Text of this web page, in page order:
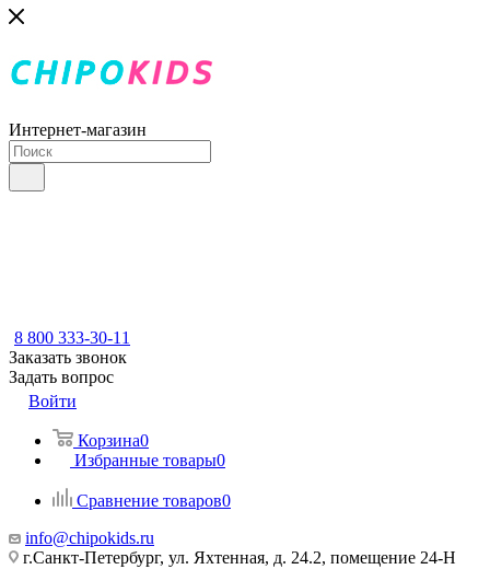
Интернет-магазин
8 800 333-30-11
Заказать звонок
Задать вопрос
Войти
Корзина0
Избранные товары0
Сравнение товаров0
info@chipokids.ru
г.Санкт-Петербург, ул. Яхтенная, д. 24.2, помещение 24-Н